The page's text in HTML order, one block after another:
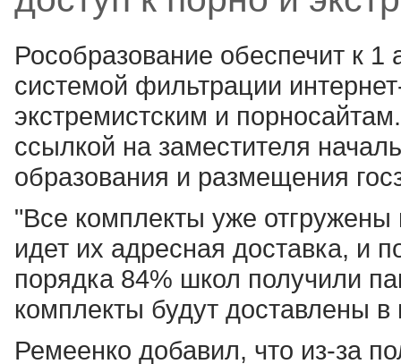
Рособразование обеспечит к
системой фильтрации
экстремистским и
ссылкой на заместителя
образования и размещения
"Все комплекты уже
идет их адресная доставка, и
порядка 84% школ получили
комплекты будут доставлены
Ремеенко добавил, что из-за